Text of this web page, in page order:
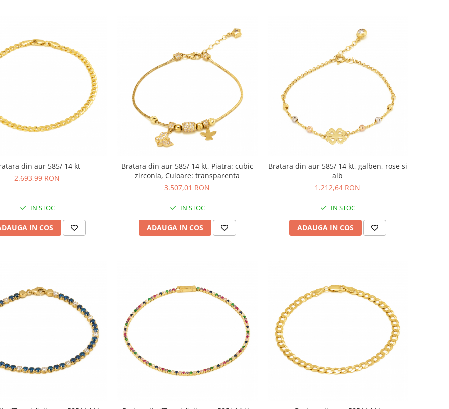
din aur 585/ 14 kt
2.693,99 RON
IN STOC
IN COS
Bratara din aur 585/ 14 kt, Piatra: cubic
zirconia, Culoare: transparenta
3.507,01 RON
IN STOC
ADAUGA IN COS
Bratara din aur 585/ 14 kt, galben, rose si
alb
1.212,64 RON
IN STOC
ADAUGA IN COS